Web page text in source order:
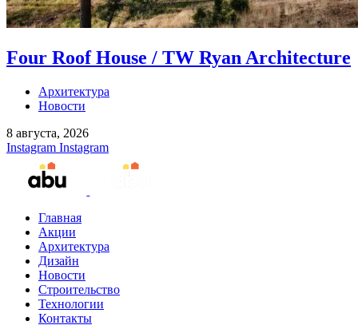
Four Roof House / TW Ryan Architecture
Архитектура
Новости
8 августа, 2026
Instagram Instagram
Главная
Акции
Архитектура
Дизайн
Новости
Строительство
Технологии
Контакты